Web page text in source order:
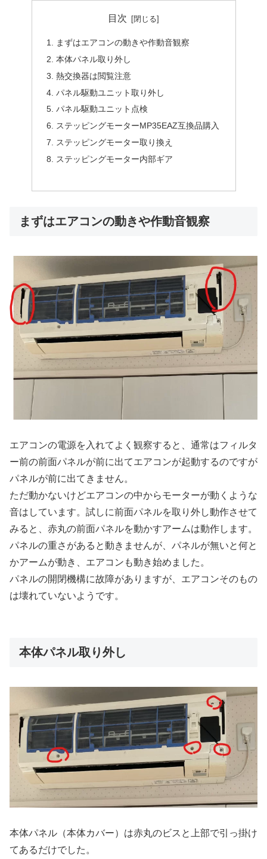
目次
まずはエアコンの動きや作動音観察
本体パネル取り外し
熱交換器は閲覧注意
パネル駆動ユニット取り外し
パネル駆動ユニット点検
ステッピングモーターMP35EAZ互換品購入
ステッピングモーター取り換え
ステッピングモーター内部ギア
まずはエアコンの動きや作動音観察
エアコンの電源を入れてよく観察すると、通常はフィルタ
ー前の前面パネルが前に出てエアコンが起動するのですが
パネルが前に出てきません。
ただ動かないけどエアコンの中からモーターが動くような
音はしています。試しに前面パネルを取り外し動作させて
みると、赤丸の前面パネルを動かすアームは動作します。
パネルの重さがあると動きませんが、パネルが無いと何と
かアームが動き、エアコンも動き始めました。
パネルの開閉機構に故障がありますが、エアコンそのもの
は壊れていないようです。
本体パネル取り外し
本体パネル（本体カバー）は赤丸のビスと上部で引っ掛け
てあるだけでした。